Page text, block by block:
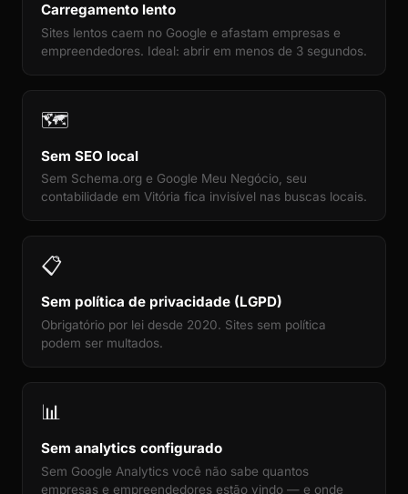
Carregamento lento
Sites lentos caem no Google e afastam empresas e
empreendedores. Ideal: abrir em menos de 3 segundos.
🗺️
Sem SEO local
Sem Schema.org e Google Meu Negócio, seu
contabilidade em Vitória fica invisível nas buscas locais.
📋
Sem política de privacidade (LGPD)
Obrigatório por lei desde 2020. Sites sem política
podem ser multados.
📊
Sem analytics configurado
Sem Google Analytics você não sabe quantos
empresas e empreendedores estão vindo — e onde